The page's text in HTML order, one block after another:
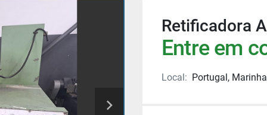
Retificadora
Entre em
Local: Portugal,